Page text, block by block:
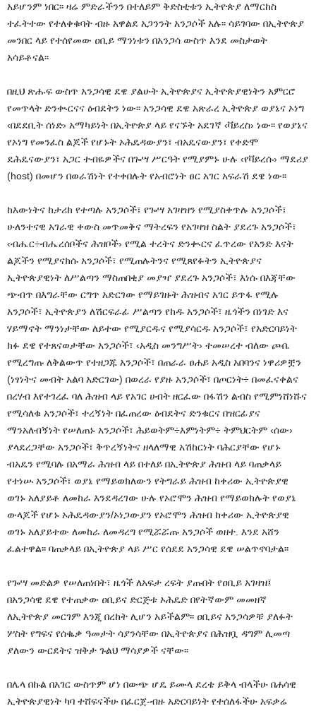
አይሆንም ነበር፡፡ ዛሬ ምድራችንን በተለይም ቅድስቲቱን ኢትዮጵያ ለማርከስ
ተፈትተው የተለቀቁባት ብዙ አዋልደ አጋንንት አንጋሶች አሉ፡፡ ሳይገባው በኢትዮጵያ
መንበር ላይ የተሰየመው ዐቢይ ማንነቱን በአንጋሳ ውስጥ እንደ መስታወት
አሳይቶናል፡፡
በዚህ ጽሑፍ ውስጥ አንጋሳዊ ደዌ ያልሁት ኢትዮጵያና ኢትዮጵያዊነትን አምርሮ
የመጥላት ድንቊርናና ዕብደትን ነው፡፡ አንጋሳዊ ደዌ አጽራረ ኢትዮጵያ ወያኔና ኦነግ
‹በደደቢት ሰነድ› አማካይነት በኢትዮጵያ ላይ የናኙት አደገኛ ‹ቫይረስ› ነው፡፡ የወያኔና
የኦነግ የመንፈስ ልጆች የሆኑት ኦሕዴዳውያን፣ ብአዴናውያን፣ የቀድሞ
ደሕዴናውያን፣ አጋር ተብዬዎችና በጐሣ ሥርዓት የሚያምኑ ሁሉ ‹የቫይረሱ› ማደሪያ
(host) በመሆን በወራሽነት የተቀበሉት የአብሮነት ፀር አገር አፍራሽ ደዌ ነው፡፡
ከእውነትና ከታሪክ የተጣሉ አንጋሶች፣ የጐሣ አገዛዝን የሚያስቀጥሉ አንጋሶች፣
ሁለንተናዊ አገራዊ ቀውስ መጥመቅና ማትረፍን የአገዛዝ ስልት ያደረጉ አንጋሶች፣
‹ብሔር÷ብሔረሰቦችና ሕዝቦች› የሚል ተረትና ድንቊርና ፈጥረው የአንድ እናት
ልጆችን የሚያናክሱ አንጋሶች፣ የሚጠሉትንና የሚጸየፉትን ኢትዮጵያና
ኢትዮጵያዊነት ለሥልጣን ማስጠበቂያ መያዣ ያደረጉ አንጋሶች፣ እነሱ በእጃቸው
ጭብጥ በእግራቸው ርግጥ አድርገው የማይገዙት ሕዝብና አገር ይጥፋ የሚሉ
አንጋሶች፣ ኢትዮጵያን ለሽርፍራፊ ሥልጣን የከዱ አንጋሶች፣ ዜጎችን በነገድ እና
ሃይማኖት ማንነታቸው ለይተው የሚያርዱና የሚያሳርዱ አንጋሶች፣ የአድርባይነት
ክፉ ደዌ የተጸናወታቸው አንጋሶች፣ ‹አዲስ መንግሥት› ተመሠረተ ብለው ጮቤ
የሚረግጡ ለቅልውጥ የተዘጋጁ አንጋሶች፣ በጠራራ ፀሐይ አዲስ አበባንና ነዋሪዎቿን
(ነፃነትና መብት አልባ አድርገው) በወረራ የያዙ አንጋሶች፣ በጦርነት÷ በመፈናቀልና
በረሃብ እየተገረፈ ባለ ሕዝብ ላይ የአገር ሀብት ዘርፈው በፋሽን ልብስ የሚምነሸነሹና
የሚሳለቁ አንጋሶች፣ ተረኝነት በፈጠረው ዕብደትና ድንቁርና በዝርፊያና
ማንአለብኝነት የሠለጠኑ አንጋሶች፣ ሕይወትም÷እምነትም÷ ትምህርትም ‹ሰው›
ያላደረጋቸው አንጋሶች፣ ቅጥረኝነትና ዘላለማዊ አሽከርነት ባሕርያቸው የሆኑ
ብአዴን የሚባሉ በአማራ ሕዝብ ላይ በተለይ በኢትዮጵያ ሕዝብ ላይ ባጠቃላይ
የተነሡ አንጋሶች፣ ወያኔ የማይወክለውን የትግራይ ሕዝብ ከቀሪው ኢትዮጵያዊ
ወገኑ አለያይቶ ለመከራ እንደዳረገው ሁሉ የኦሮሞን ሕዝብ የማይወክሉት የወያኔ
ውላጆች የሆኑ ኦሕዴዳውያን/ኦነጋውያን የኦሮሞን ሕዝብ ከቀሪው ኢትዮጵያዊ
ወገኑ አለያይተው ለመከራ ለመዳረግ የሚሯሯጡ አንጋሶች ወዘተ. እንደ አሸን
ፈልተዋል፡፡ ባጠቃላይ በኢትዮጵያ ላይ ሥር የሰደደ አንጋሳዊ ደዌ ሠልጥኖባታል፡፡
የጐሣ መድልዎ የሠለጠነበት፣ ዜጎች ለአፍታ ረፍት ያጡበት የዐቢይ አገዛዝ፤
በአንጋሳዊ ደዌ የተጠቃው ዐቢይና ድርጅቱ ኦሕዴድ በየትኛውም መመዘኛ
ለኢትዮጵያ መርገም እንጂ በረከት ሊሆን አይችልም፡፡ ዐቢይና አንጋሳዎቹ ያለፉት
ሦስት የግፍና የሰቈቃ ዓመታት ሳያንሳቸው በኢትዮጵያና በሕዝቧ ዳግም ሊመጣ
ያለውን ውርደትና ዝቅታ ጉልህ ማሳያዎች ናቸው፡፡
በሌላ በኩል በአገር ውስጥም ሆነ በውጭ ሆዴ ይሙላ ደረቴ ይቅላ ብላችሁ በሐሳዊ
ኢትዮጵያዊነት ካባ ተሸፍናችሁ በፈርጀ-ብዙ አድርባይነት የተሰለፋችሁ አፍቃሬ